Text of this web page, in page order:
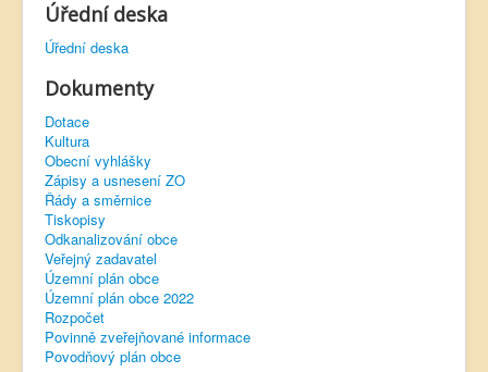
Úřední deska
Úřední deska
Dokumenty
Dotace
Kultura
Obecní vyhlášky
Zápisy a usnesení ZO
Řády a směrnice
Tiskopisy
Odkanalizování obce
Veřejný zadavatel
Územní plán obce
Územní plán obce 2022
Rozpočet
Povinně zveřejňované informace
Povodňový plán obce